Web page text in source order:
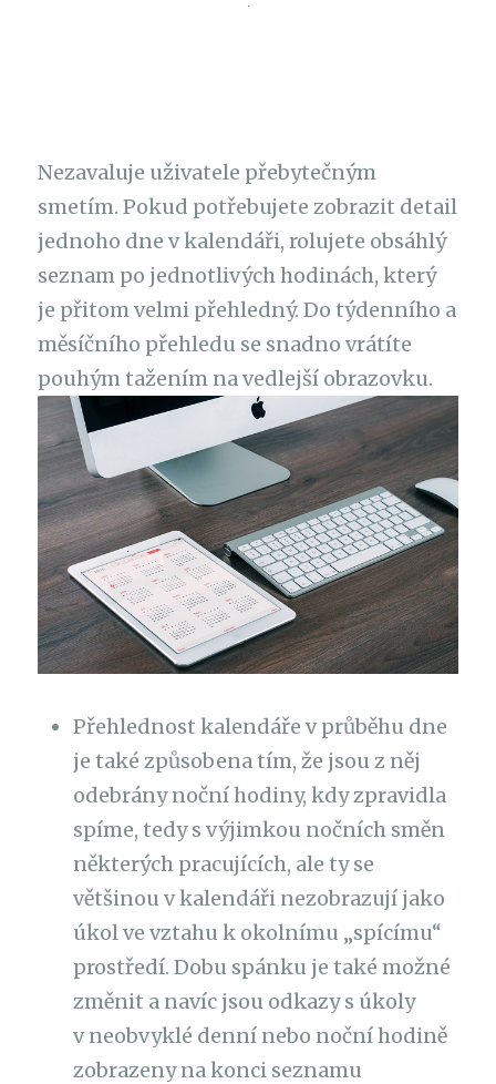
Nezavaluje uživatele přebytečným
smetím. Pokud potřebujete zobrazit detail
jednoho dne v kalendáři, rolujete obsáhlý
seznam po jednotlivých hodinách, který
je přitom velmi přehledný. Do týdenního a
měsíčního přehledu se snadno vrátíte
pouhým tažením na vedlejší obrazovku.
Přehlednost kalendáře v průběhu dne
je také způsobena tím, že jsou z něj
odebrány noční hodiny, kdy zpravidla
spíme, tedy s výjimkou nočních směn
některých pracujících, ale ty se
většinou v kalendáři nezobrazují jako
úkol ve vztahu k okolnímu „spícímu“
prostředí. Dobu spánku je také možné
změnit a navíc jsou odkazy s úkoly
v neobvyklé denní nebo noční hodině
zobrazeny na konci seznamu